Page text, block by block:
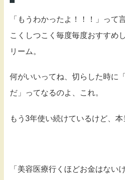
「もうわかったよ！！！」って
こくしつこく毎度毎度おすすめ
リーム。
何がいいってね、切らした時に
だ」ってなるのよ、これ。
もう3年使い続けているけど、本
「美容医療行くほどお金はない